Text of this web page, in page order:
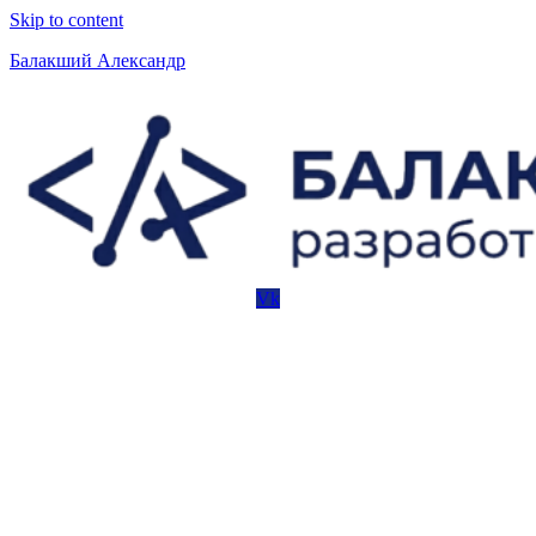
Skip to content
Балакший Александр
Vk